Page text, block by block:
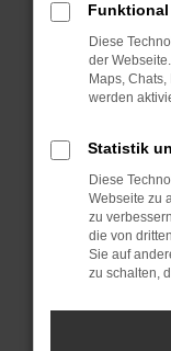
Fenster?
Starte
Das kann
Stelle
sind.
Veraltete
führen,
Wende
Funktional
Diese
der
Maps,
werden
Statistik
Diese
Webseite zu
zu
die von
Sie auf
zu schalten,